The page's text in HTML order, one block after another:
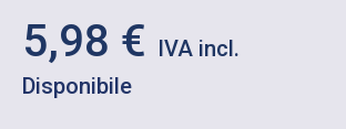
5,98 €
Disponibile